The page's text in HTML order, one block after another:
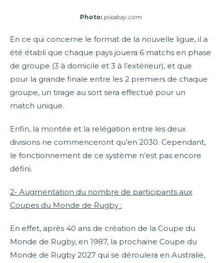
Photo: pixabay.com
En ce qui concerne le format de la nouvelle ligue, il a
été établi que chaque pays jouera 6 matchs en phase
de groupe (3 à domicile et 3 à l’extérieur), et que
pour la grande finale entre les 2 premiers de chaque
groupe, un tirage au sort sera effectué pour un
match unique.
Enfin, la montée et la relégation entre les deux
divisions ne commenceront qu’en 2030. Cependant,
le fonctionnement de ce système n’est pas encore
défini.
2- Augmentation du nombre de participants aux
Coupes du Monde de Rugby :
En effet, après 40 ans de création de la Coupe du
Monde de Rugby, en 1987, la prochaine Coupe du
Monde de Rugby 2027 qui se déroulera en Australie,